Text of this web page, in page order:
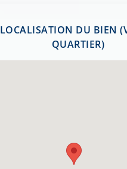
LOCALISATION DU BIEN
QUARTIER)